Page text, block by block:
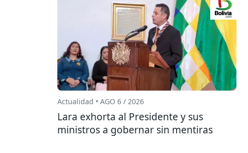
Actualidad • AGO 6 / 2026
Lara exhorta al Presidente y sus
ministros a gobernar sin mentiras